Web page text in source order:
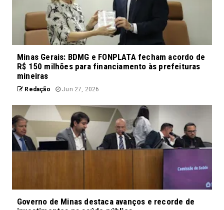
Minas Gerais: BDMG e FONPLATA fecham acordo de
R$ 150 milhões para financiamento às prefeituras
mineiras
Redação Jun 27, 2026
Governo de Minas destaca avanços e recorde de